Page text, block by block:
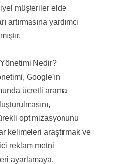
müşteriler elde
artırmasına yardımcı
Nedir?
Google'ın
ücretli arama
optimizasyonunu
kelimeleri araştırmak ve
reklam metni
ayarlamaya,